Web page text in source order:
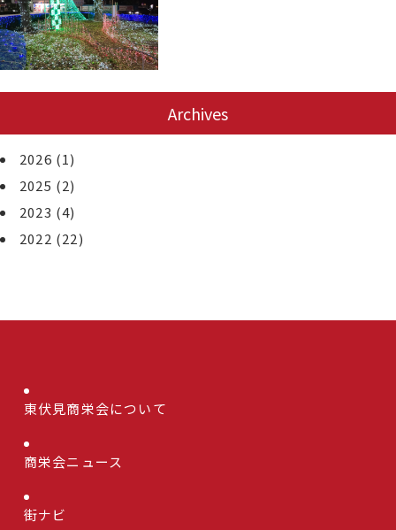
Archives
2026 (1)
2025 (2)
2023 (4)
2022 (22)
東伏見商栄会について
商栄会ニュース
街ナビ